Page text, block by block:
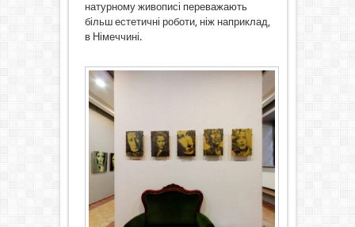
натурному живописі переважають
більш естетичні роботи, ніж наприклад,
в Німеччині.